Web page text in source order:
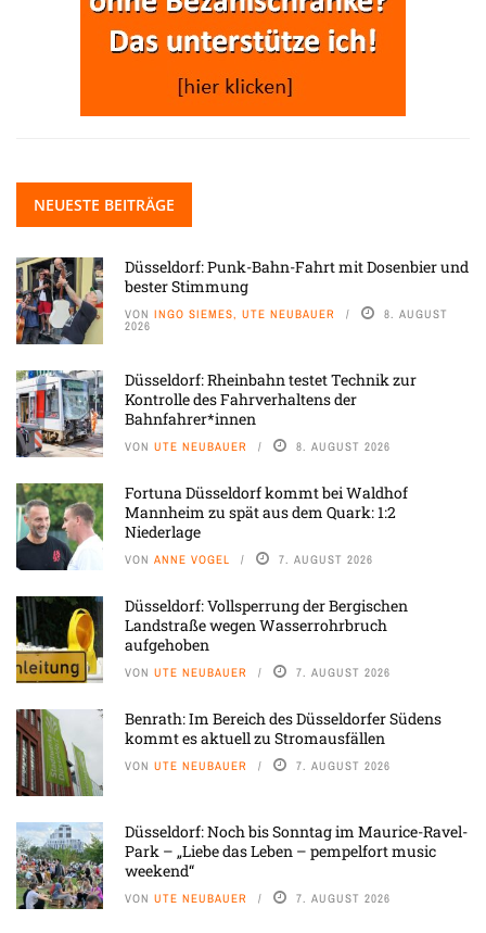
NEUESTE BEITRÄGE
Düsseldorf: Punk-Bahn-Fahrt mit Dosenbier und
bester Stimmung
VON INGO SIEMES, UTE NEUBAUER 8. AUGUST
2026
Düsseldorf: Rheinbahn testet Technik zur
Kontrolle des Fahrverhaltens der
Bahnfahrer*innen
VON UTE NEUBAUER 8. AUGUST 2026
Fortuna Düsseldorf kommt bei Waldhof
Mannheim zu spät aus dem Quark: 1:2
Niederlage
VON ANNE VOGEL 7. AUGUST 2026
Düsseldorf: Vollsperrung der Bergischen
Landstraße wegen Wasserrohrbruch
aufgehoben
VON UTE NEUBAUER 7. AUGUST 2026
Benrath: Im Bereich des Düsseldorfer Südens
kommt es aktuell zu Stromausfällen
VON UTE NEUBAUER 7. AUGUST 2026
Düsseldorf: Noch bis Sonntag im Maurice-Ravel-
Park – „Liebe das Leben – pempelfort music
weekend“
VON UTE NEUBAUER 7. AUGUST 2026